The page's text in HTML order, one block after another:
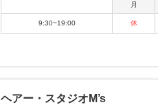
月
9:30~19:00 休
ヘアー・スタジオM’s